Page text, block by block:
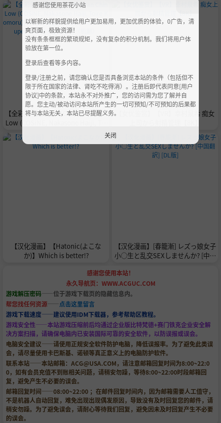
【全彩汉化漫画】（C79) [Man Chin
Low (COSiNE, Nakasone Haiji, Toi
re Komoru)] Omanko-jou Chun-li
Kankin (Super Street Fighter 4)
（机翻）
【女优鉴赏】【VR】幸村泉希 痴女
【汉化漫画】【Hatonic(よこな
か)】Which is better!?
【汉化漫画】[春籠漸] レズっ娘女子
小○生と乱交SEXしませんか? [中国
感谢您使用本站！
永久导航页：WWW.ACGUC.COM
游戏解压密码——位于游戏下载页的隐藏信息内。
帮您找任何资源——点击这里留言
游戏下载速度——建议使用IDM下载器，参考帮助区教程。
游戏安全性——本站游戏压缩前后均通过企业版比特梵德+赛门铁克企业安全解
决方案扫描，请确保电脑内已安装国际可靠的安全软件，以防误报或误会。
电脑安全建议——请使用正规安全软件防护电脑，降低误报率。为了避免此类误
会，请尽量使用卡巴斯基、诺顿等真正意义上的电脑防护软件。
联系本站——本站邮箱： ACG@USA.COM，请注意邮箱回复时间为8:00~22:0
0，如有会员充值不到账相关问题，请稍安勿躁，等待8:00~22:00时段邮箱回
复，避免产生不必要的误会。
邮箱回复时间——08:00~22:00 ；在邮件回复时间内，因为邮箱需要人工值守，
不是机器人自动回复，难免出现出现偶发原因，导致没有及时回复您的邮件，请
稍安勿躁。为了避免误会，请耐心等待我们回复，避免因未及时回复产生不必要
的误会。
感谢您使用茶花小站
以崭新的样貌提供给用户更加易用，更加优质的体验，0广告，清
爽页面，极致资源！
没有条条框框的繁琐规矩，没有复杂的积分机制。我们将用户体
验放在第一位。
登录后查看等多内容。
登录/注册之前，请您确认您是否具备浏览本站的条件（包括但不
限于所在国家的法律、肾吃不吃得消）。注册后即代表同意[用户
协议]中的条款，本站永不对外推广，您的访问需为您了解并自
愿。您主动/被动访问本站所产生的一切可预知/不可预知的后果都
将与本站无关，本站已尽提醒义务。
关闭